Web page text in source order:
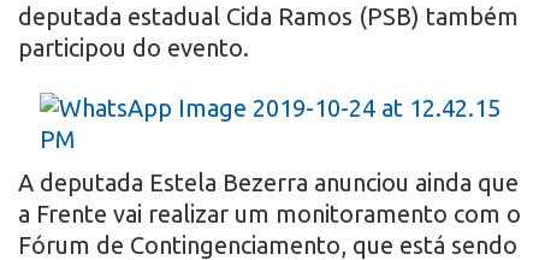
deputada estadual Cida Ramos (PSB) também
participou do evento.
A deputada Estela Bezerra anunciou ainda que
a Frente vai realizar um monitoramento com o
Fórum de Contingenciamento, que está sendo